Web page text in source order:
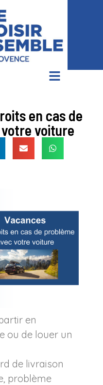
en cas de
voiture
en
ou de louer un
de livraison
problème